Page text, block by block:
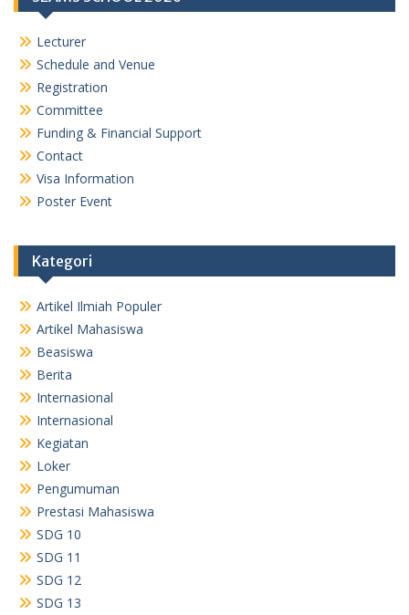
Lecturer
Schedule and Venue
Registration
Committee
Funding & Financial Support
Contact
Visa Information
Poster Event
Kategori
Artikel Ilmiah Populer
Artikel Mahasiswa
Beasiswa
Berita
Internasional
Internasional
Kegiatan
Loker
Pengumuman
Prestasi Mahasiswa
SDG 10
SDG 11
SDG 12
SDG 13